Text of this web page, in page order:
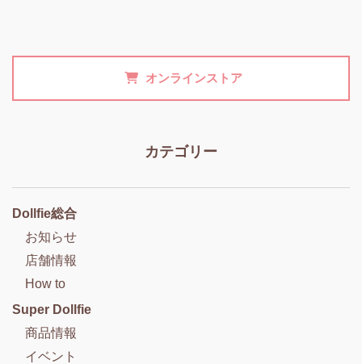
オンラインストア
カテゴリー
Dollfie総合
お知らせ
店舗情報
How to
Super Dollfie
商品情報
イベント